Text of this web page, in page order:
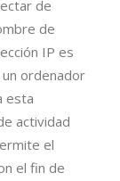
de
de
IP es
ordenador
esta
actividad
el
el fin de